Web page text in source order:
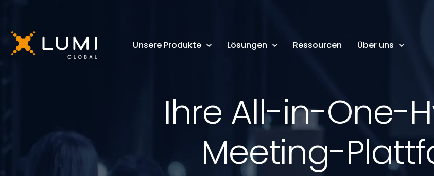
Unsere Produkte Lösungen Ressourcen Über uns
Ihre All-in-One-
Meeting-